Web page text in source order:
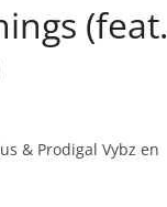
(feat.
& Prodigal Vybz en